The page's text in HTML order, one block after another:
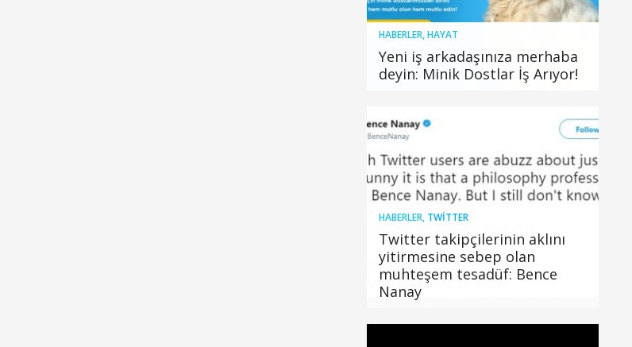
HABERLER,HAYAT
Yeni iş arkadaşınıza merhaba
deyin: Minik Dostlar İş Arıyor!
HABERLER, TWITTER
Twitter takipçilerinin aklını
yitirmesine sebep olan
muhteşem tesadüf: Bence
Nanay